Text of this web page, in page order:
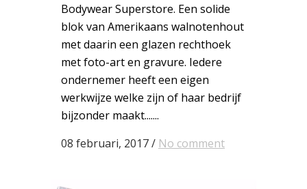
Bodywear Superstore. Een solide
blok van Amerikaans walnotenhout
met daarin een glazen rechthoek
met foto-art en gravure. Iedere
ondernemer heeft een eigen
werkwijze welke zijn of haar bedrijf
bijzonder maakt.......
08 februari, 2017/ No comment